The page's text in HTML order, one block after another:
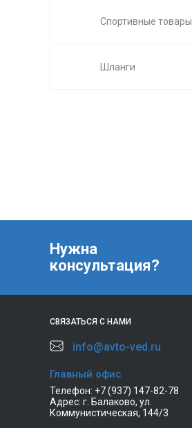
Спортивные товары
Шланги
Нужна
консультация?
СВЯЗАТЬСЯ С НАМИ
info@avto-ved.ru
Главный офис
Телефон: +7 (937) 147-82-78
Адрес: г. Балаково, ул.
Коммунистическая, 144/3